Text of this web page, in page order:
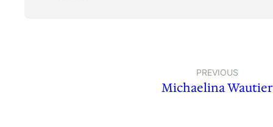
PREVIOUS
Michaelina Wautier